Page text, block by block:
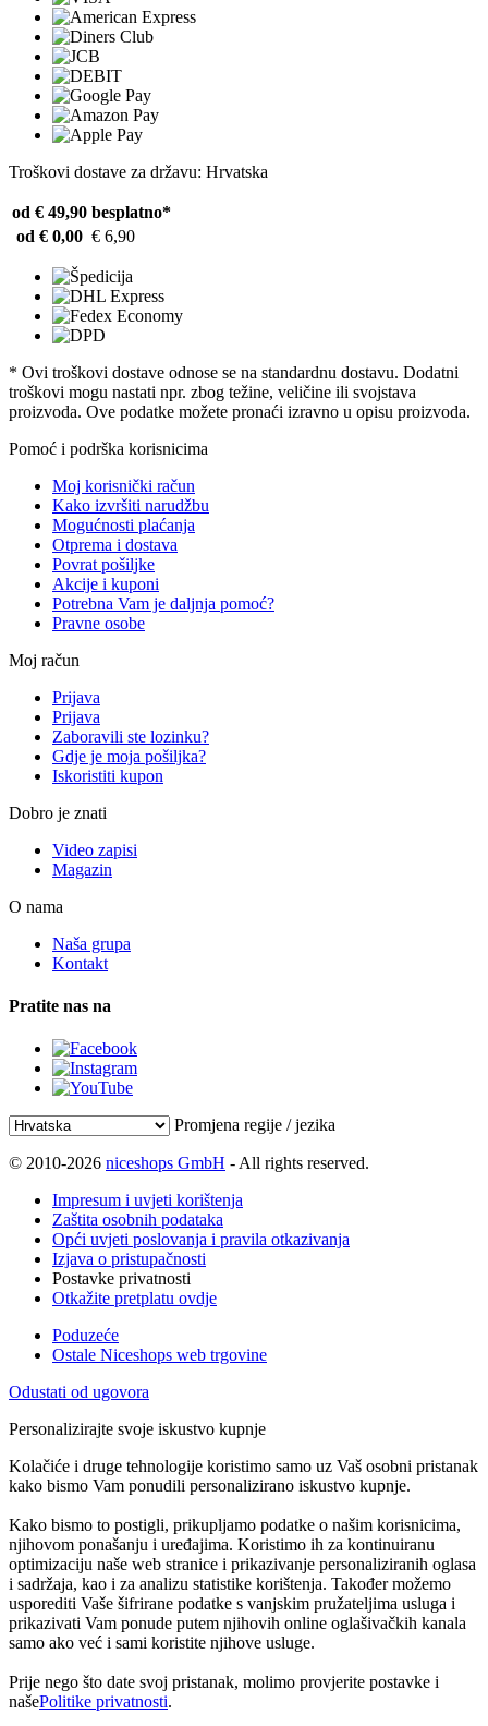
Troškovi dostave za državu: Hrvatska
od € 49,90 besplatno*
od € 0,00 € 6,90
* Ovi troškovi dostave odnose se na standardnu ​​dostavu. Dodatni
troškovi mogu nastati npr. zbog težine, veličine ili svojstava
proizvoda. Ove podatke možete pronaći izravno u opisu proizvoda.
Pomoć i podrška korisnicima
Moj korisnički račun
Kako izvršiti narudžbu
Mogućnosti plaćanja
Otprema i dostava
Povrat pošiljke
Akcije i kuponi
Potrebna Vam je daljnja pomoć?
Pravne osobe
Moj račun
Prijava
Prijava
Zaboravili ste lozinku?
Gdje je moja pošiljka?
Iskoristiti kupon
Dobro je znati
Video zapisi
Magazin
O nama
Naša grupa
Kontakt
Pratite nas na
Promjena regije / jezika
© 2010-2026 niceshops GmbH - All rights reserved.
Impresum i uvjeti korištenja
Zaštita osobnih podataka
Opći uvjeti poslovanja i pravila otkazivanja
Izjava o pristupačnosti
Postavke privatnosti
Otkažite pretplatu ovdje
Poduzeće
Ostale Niceshops web trgovine
Odustati od ugovora
Personalizirajte svoje iskustvo kupnje
Kolačiće i druge tehnologije koristimo samo uz Vaš osobni pristanak
kako bismo Vam ponudili personalizirano iskustvo kupnje.
Kako bismo to postigli, prikupljamo podatke o našim korisnicima,
njihovom ponašanju i uređajima. Koristimo ih za kontinuiranu
optimizaciju naše web stranice i prikazivanje personaliziranih oglasa
i sadržaja, kao i za analizu statistike korištenja. Također možemo
usporediti Vaše šifrirane podatke s vanjskim pružateljima usluga i
prikazivati Vam ponude putem njihovih online oglašivačkih kanala
samo ako već i sami koristite njihove usluge.
Prije nego što date svoj pristanak, molimo provjerite postavke i
našePolitike privatnosti.